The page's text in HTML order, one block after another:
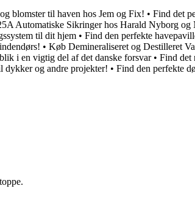
blomster til haven hos Jem og Fix! • Find det
Automatiske Sikringer hos Harald Nyborg og
til dit hjem • Find den perfekte
• Køb Demineraliseret og Destilleret
i en vigtig del af det danske forsvar• Find det
dykker og andre projekter! • Find den perfekte